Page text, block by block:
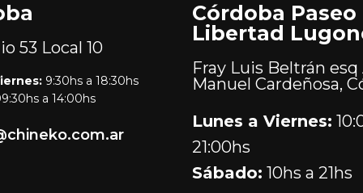
53 Local 10
9:30hs a 18:30hs
a 14:00hs
Córdoba Paseo
Libertad
Fray Luis Beltrán esq
Manuel Cardeñosa,
Lunes a Viernes:
21:00hs
Sábado: 10hs a 21hs